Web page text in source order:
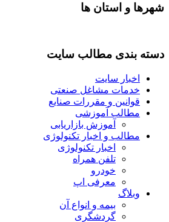
شهرها و استان ها
دسته بندی مطالب سایت
اخبار سایت
خدمات مشاغل صنعتی
قوانین و مقررات صنایع
مطالب آموزشی
آموزش بازاریابی
مطالب و اخبار تکنولوژی
اخبار تکنولوژی
تلفن همراه
خودرو
معرفی اپ
وبلاگ
بیمه و انواع آن
گردشگری